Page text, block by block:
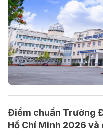
Điểm chuẩn Trường
Hồ Chí Minh 2026 và